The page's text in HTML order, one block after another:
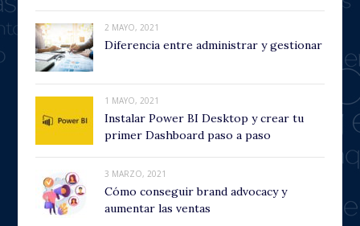
2 MAYO, 2021
Diferencia entre administrar y gestionar
1 MAYO, 2021
Instalar Power BI Desktop y crear tu
primer Dashboard paso a paso
3 MARZO, 2021
Cómo conseguir brand advocacy y
aumentar las ventas